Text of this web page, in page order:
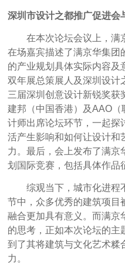
深圳市设计之都推广促进会
在本次论坛会议上，满
在场嘉宾描述了满京华集团
的产业规划具体实际内容及
双年展总策展人及深圳设计
三届深圳创意设计新锐奖获
建邦（中国香港）及AAO
计师出席论坛环节，一起探
活产生影响和如何让设计和
力。最后，会上发布了满京
划国际竞赛，包括具体作品
综观当下，城市化进程
节中，众多优秀的建筑项目
融合更加具有意义。而满京
的思考，正如本次论坛的主
到了其将建筑与文化艺术糅
力。